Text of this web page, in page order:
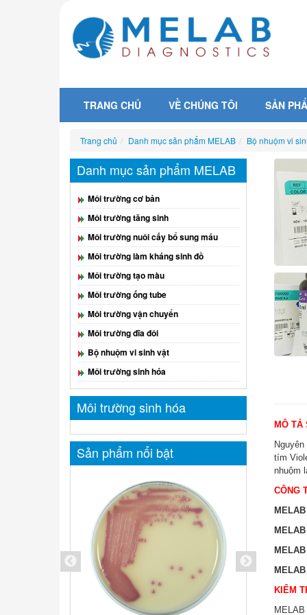
TRANG CHỦ VỀ CHÚNG TÔI SẢN
Trang chủ Danh mục sản phẩm MELAB Bộ nhuộm vi
MÔ TẢ
tím
nhuộm
CÔNG
KIỂM
Danh mục sản phẩm MELAB
Môi trường cơ bản
Môi trường tăng sinh
Môi trường nuôi cấy bổ sung máu
Môi trường làm kháng sinh đồ
Môi trường tạo màu
Môi trường ống tube
Môi trường vận chuyển
Môi trường đĩa đôi
Bộ nhuộm vi sinh vật
Môi trường sinh hóa
Môi trường sinh hóa
Sản phẩm nổi bật